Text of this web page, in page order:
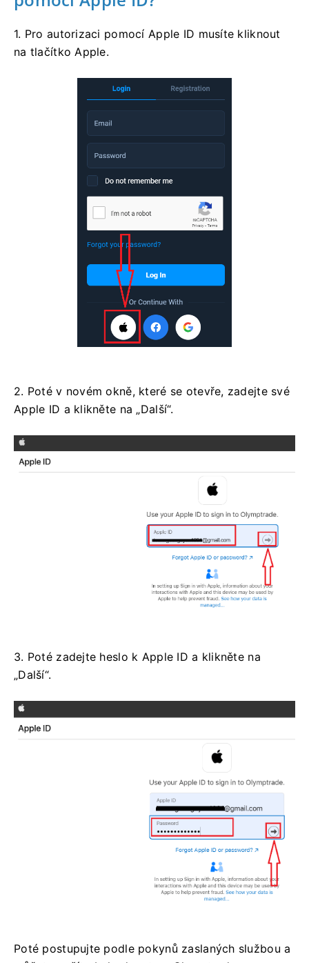
1. Pro autorizaci pomocí Apple ID musíte kliknout
na tlačítko Apple.
2. Poté v novém okně, které se otevře, zadejte své
Apple ID a klikněte na „Další“.
3. Poté zadejte heslo k Apple ID a klikněte na
„Další“.
Poté postupujte podle pokynů zaslaných službou a